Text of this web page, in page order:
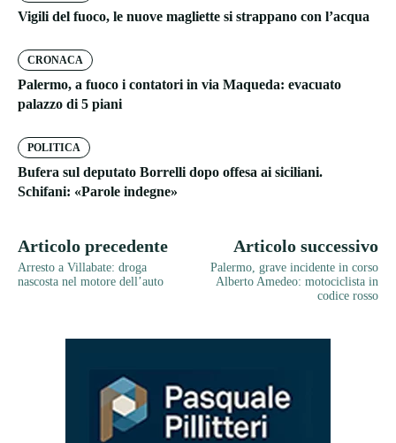
Vigili del fuoco, le nuove magliette si strappano con l’acqua
CRONACA
Palermo, a fuoco i contatori in via Maqueda: evacuato
palazzo di 5 piani
POLITICA
Bufera sul deputato Borrelli dopo offesa ai siciliani.
Schifani: «Parole indegne»
Articolo precedente
Arresto a Villabate: droga
nascosta nel motore dell’auto
Articolo successivo
Palermo, grave incidente in corso
Alberto Amedeo: motociclista in
codice rosso